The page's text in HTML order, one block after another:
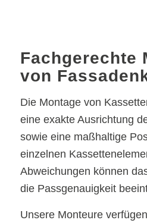
Fachgerechte
von
Die Montage von
eine exakte Ausrichtung
sowie eine maßhaltige
einzelnen
Abweichungen können
die Passgenauigkeit
Unsere Monteure